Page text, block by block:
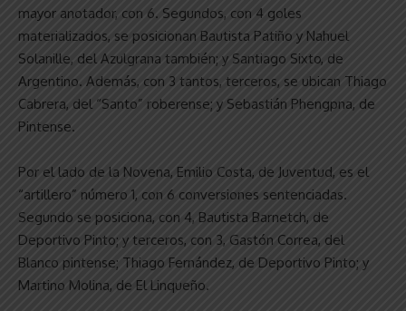
mayor anotador, con 6. Segundos, con 4 goles
materializados, se posicionan Bautista Patiño y Nahuel
Solanille, del Azulgrana también; y Santiago Sixto, de
Argentino. Además, con 3 tantos, terceros, se ubican Thiago
Cabrera, del “Santo” roberense; y Sebastián Phengpna, de
Pintense.
Por el lado de la Novena, Emilio Costa, de Juventud, es el
“artillero” número 1, con 6 conversiones sentenciadas.
Segundo se posiciona, con 4, Bautista Barnetch, de
Deportivo Pinto; y terceros, con 3, Gastón Correa, del
Blanco pintense; Thiago Fernández, de Deportivo Pinto; y
Martino Molina, de El Linqueño.